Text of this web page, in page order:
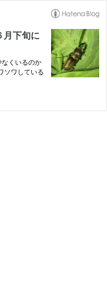
下旬に
くいるのか
ソワしている